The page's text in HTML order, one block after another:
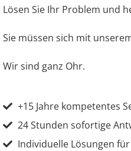
Lösen Sie Ihr Problem und
Sie müssen sich mit
Wir sind ganz Ohr.
+15 Jahre kompetentes
24 Stunden sofortige
Individuelle Lösungen